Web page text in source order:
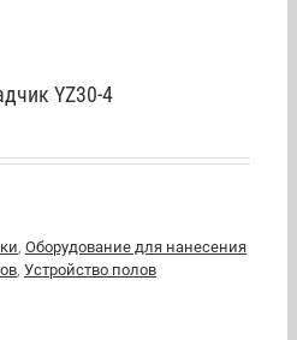
YZ30-4
, Оборудование для нанесения
, Устройство полов